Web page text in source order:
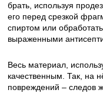
брать, используя
его перед срезкой
спиртом или
выраженными
Весь материал,
качественным. Так, на
повреждений – следов